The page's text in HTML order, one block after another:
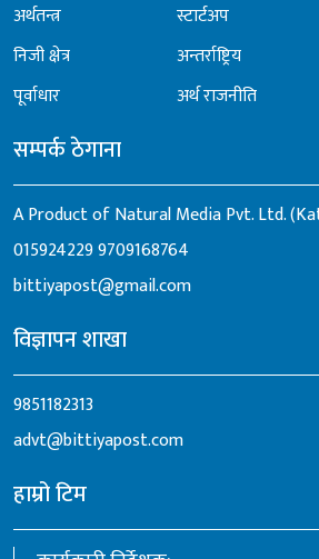
अर्थतन्त्र
निजी क्षेत्र
पूर्वाधार
स्टार्टअप
अन्तर्राष्ट्रिय
अर्थ राजनीति
सम्पर्क ठेगाना
A Product of Natural Media Pvt. Ltd.
0159242299709168764
bittiyapost@gmail.com
विज्ञापन शाखा
9851182313
advt@bittiyapost.com
हाम्रो टिम